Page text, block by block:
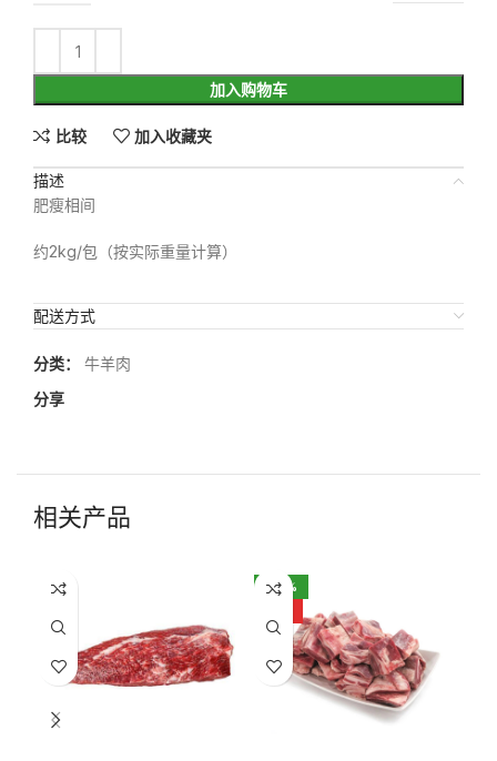
加入购物车
比较 加入收藏夹
描述
肥瘦相间
约2kg/包（按实际重量计算）
配送方式
分类：
牛羊肉
分享
相关产品
-22%